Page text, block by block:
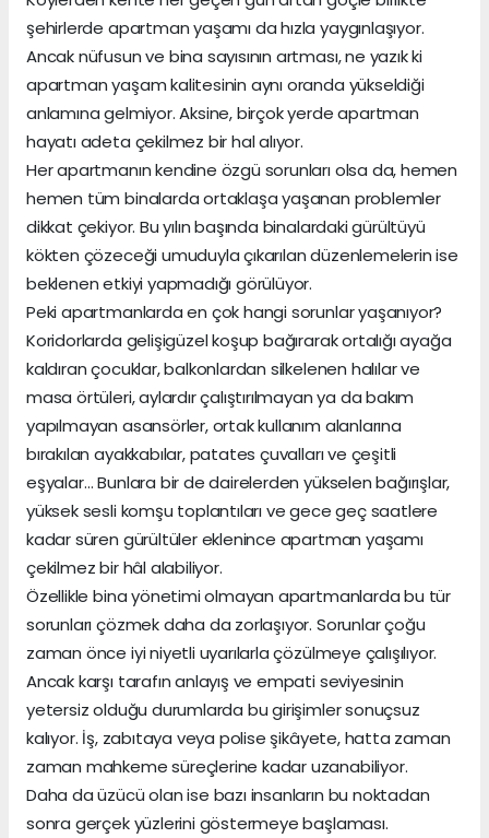
şehirlerde apartman yaşamı da hızla yaygınlaşıyor.
Ancak nüfusun ve bina sayısının artması, ne yazık ki
apartman yaşam kalitesinin aynı oranda yükseldiği
anlamına gelmiyor. Aksine, birçok yerde apartman
hayatı adeta çekilmez bir hal alıyor.
Her apartmanın kendine özgü sorunları olsa da, hemen
hemen tüm binalarda ortaklaşa yaşanan problemler
dikkat çekiyor. Bu yılın başında binalardaki gürültüyü
kökten çözeceği umuduyla çıkarılan düzenlemelerin ise
beklenen etkiyi yapmadığı görülüyor.
Peki apartmanlarda en çok hangi sorunlar yaşanıyor?
Koridorlarda gelişigüzel koşup bağırarak ortalığı ayağa
kaldıran çocuklar, balkonlardan silkelenen halılar ve
masa örtüleri, aylardır çalıştırılmayan ya da bakım
yapılmayan asansörler, ortak kullanım alanlarına
bırakılan ayakkabılar, patates çuvalları ve çeşitli
eşyalar… Bunlara bir de dairelerden yükselen bağırışlar,
yüksek sesli komşu toplantıları ve gece geç saatlere
kadar süren gürültüler eklenince apartman yaşamı
çekilmez bir hâl alabiliyor.
Özellikle bina yönetimi olmayan apartmanlarda bu tür
sorunları çözmek daha da zorlaşıyor. Sorunlar çoğu
zaman önce iyi niyetli uyarılarla çözülmeye çalışılıyor.
Ancak karşı tarafın anlayış ve empati seviyesinin
yetersiz olduğu durumlarda bu girişimler sonuçsuz
kalıyor. İş, zabıtaya veya polise şikâyete, hatta zaman
zaman mahkeme süreçlerine kadar uzanabiliyor.
Daha da üzücü olan ise bazı insanların bu noktadan
sonra gerçek yüzlerini göstermeye başlaması.